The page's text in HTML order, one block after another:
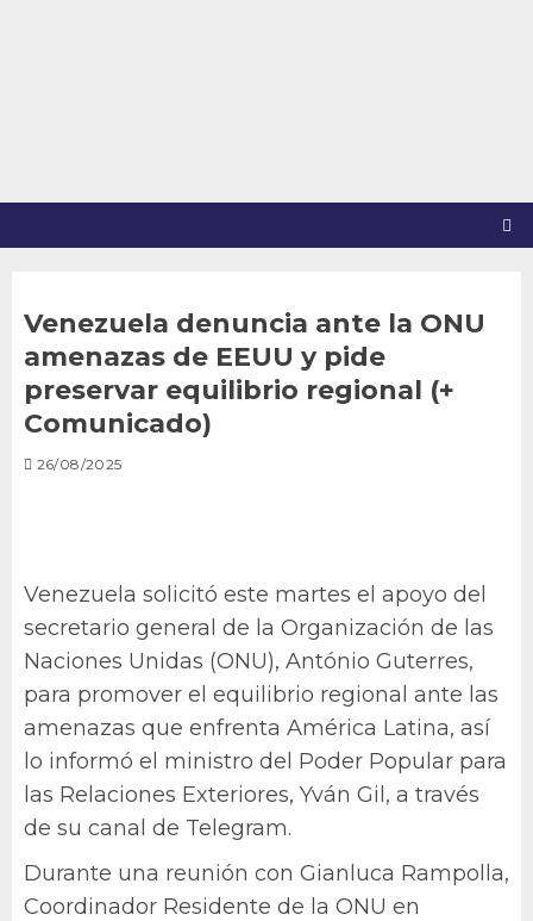
Venezuela denuncia ante la ONU
amenazas de EEUU y pide
preservar equilibrio regional (+
Comunicado)
26/08/2025
Venezuela solicitó este martes el apoyo del
secretario general de la Organización de las
Naciones Unidas (ONU), António Guterres,
para promover el equilibrio regional ante las
amenazas que enfrenta América Latina, así
lo informó el ministro del Poder Popular para
las Relaciones Exteriores, Yván Gil, a través
de su canal de Telegram.
Durante una reunión con Gianluca Rampolla,
Coordinador Residente de la ONU en